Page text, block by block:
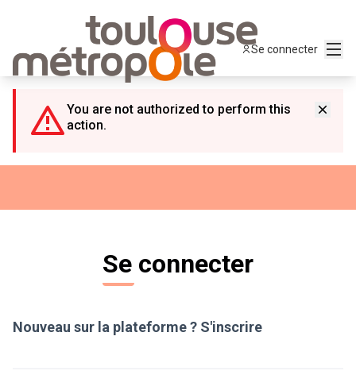
Se connecter
You are not authorized to perform this
action.
Se connecter
Nouveau sur la plateforme ? S'inscrire